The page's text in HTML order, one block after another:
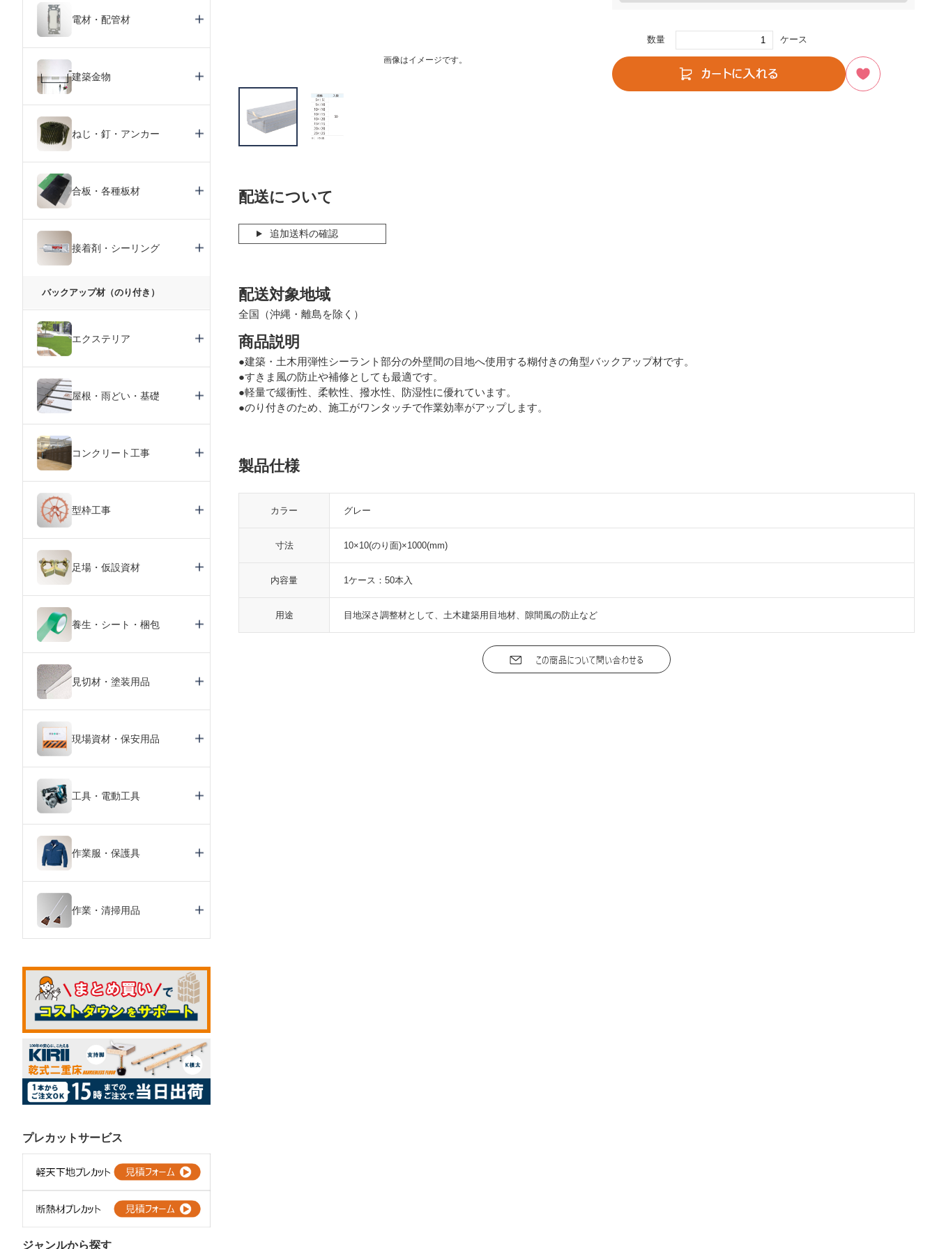
画像はイメージです。
数量 ケース
配送について
追加送料の確認
配送対象地域
全国（沖縄・離島を除く）
商品説明
●建築・土木用弾性シーラント部分の外壁間の目地へ使用する糊付きの角型バックアップ材です。
●すきま風の防止や補修としても最適です。
●軽量で緩衝性、柔軟性、撥水性、防湿性に優れています。
●のり付きのため、施工がワンタッチで作業効率がアップします。
製品仕様
カラー グレー
寸法 10×10(のり面)×1000(mm)
内容量 1ケース：50本入
用途 目地深さ調整材として、土木建築用目地材、隙間風の防止など
電材・配管材
建築金物
ねじ・釘・アンカー
合板・各種板材
接着剤・シーリング
バックアップ材（のり付き）
エクステリア
屋根・雨どい・基礎
コンクリート工事
型枠工事
足場・仮設資材
養生・シート・梱包
見切材・塗装用品
現場資材・保安用品
工具・電動工具
作業服・保護具
作業・清掃用品
プレカットサービス
ジャンルから探す